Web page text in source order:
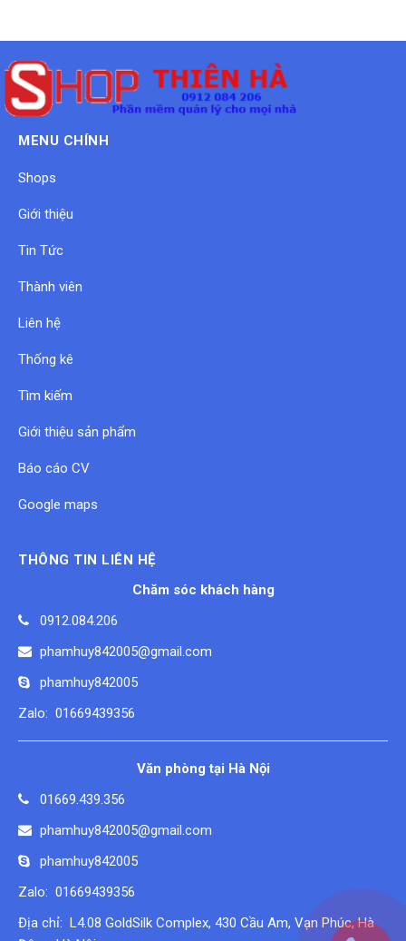
MENU CHÍNH
Shops
Giới thiệu
Tin Tức
Thành viên
Liên hệ
Thống kê
Tìm kiếm
Giới thiệu sản phẩm
Báo cáo CV
Google maps
THÔNG TIN LIÊN HỆ
Chăm sóc khách hàng
0912.084.206
phamhuy842005@gmail.com
phamhuy842005
Zalo: 01669439356
Văn phòng tại Hà Nội
01669.439.356
phamhuy842005@gmail.com
phamhuy842005
Zalo: 01669439356
Địa chỉ: L4.08 GoldSilk Complex, 430 Cầu Am, Vạn Phúc, Hà